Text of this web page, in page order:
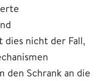
dies nicht der Fall,
den Schrank an die